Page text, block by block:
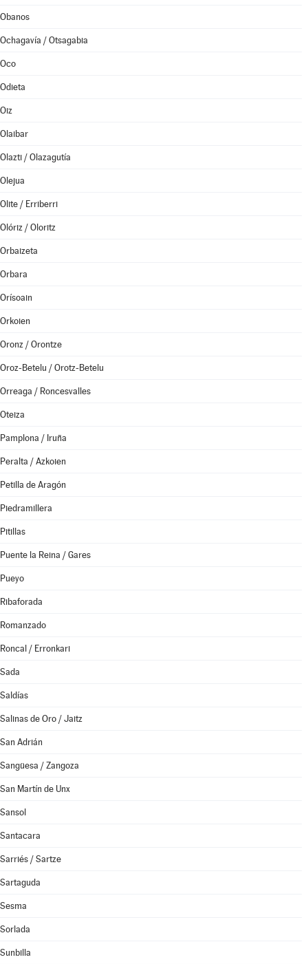
Obanos
Ochagavía / Otsagabia
Oco
Odieta
Oiz
Olaibar
Olazti / Olazagutía
Olejua
Olite / Erriberri
Olóriz / Oloritz
Orbaizeta
Orbara
Orísoain
Orkoien
Oronz / Orontze
Oroz-Betelu / Orotz-Betelu
Orreaga / Roncesvalles
Oteiza
Pamplona / Iruña
Peralta / Azkoien
Petilla de Aragón
Piedramillera
Pitillas
Puente la Reina / Gares
Pueyo
Ribaforada
Romanzado
Roncal / Erronkari
Sada
Saldías
Salinas de Oro / Jaitz
San Adrián
Sangüesa / Zangoza
San Martín de Unx
Sansol
Santacara
Sarriés / Sartze
Sartaguda
Sesma
Sorlada
Sunbilla